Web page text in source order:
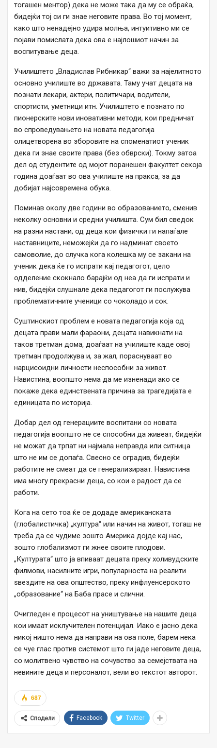
тогашен ментор) дека не може така да му се обраќа,
бидејќи тој си ги знае неговите права. Во тој момент,
како што ненадејно удира молња, интуитивно ми се
појави помислата дека ова е најлошиот начин за
воспитување деца.
Училиштето „Владислав Рибникар“ важи за најелитното
основно училиште во државата. Таму учат децата на
познати лекари, актери, политичари, водители,
спортисти, уметници итн. Училиштето е познато по
пионерските нови иновативни методи, кои предничат
во спроведувањето на новата педагогија
олицетворена во зборовите на споменатиот ученик
дека ги знае своите права (без обврски). Токму затоа
дел од студентите од мојот поранешен факултет секоја
година доаѓаат во ова училиште на пракса, за да
добијат најсовремена обука.
Поминав околу две години во образованието, сменив
неколку основни и средни училишта. Сум бил сведок
на разни настани, од деца кои физички ги напаѓале
наставниците, неможејќи да го надминат своето
самоволие, до случка кога колешка му се закани на
ученик дека ќе го испрати кај педагогот, цело
одделение скокнало барајќи од неа да ги испрати и
нив, бидејќи слушнале дека педагогот ги послужува
проблематичните ученици со чоколадо и сок.
Суштинскиот проблем е новата педагогија која од
децата прави мали фараони, децата навикнати на
таков третман дома, доаѓаат на училиште каде овој
третман продолжува и, за жал, пораснуваат во
нарцисоидни личности неспособни за живот.
Навистина, воопшто нема да ме изненади ако се
покаже дека единствената причина за трагедијата е
единицата по историја.
Добар дел од генерациите воспитани со новата
педагогија воопшто не се способни да живеат, бидејќи
не можат да трпат ни најмала неправда или ситница
што не им се допаѓа. Свесно се оградив, бидејќи
работите не смеат да се генерализираат. Навистина
има многу прекрасни деца, со кои е радост да се
работи.
Кога на сето тоа ќе се додаде американската
(глобалистичка) „култура“ или начин на живот, тогаш не
треба да се чудиме зошто Америка дојде кај нас,
зошто глобализмот ги жнее своите плодови.
„Културата“ што ја впиваат децата преку холивудските
филмови, насилните игри, популарноста на реалити
ѕвездите на ова општество, преку инфлуенсерското
„образование“ на Баба прасе и слични.
Очигледен е процесот на уништување на нашите деца
кои имаат исклучителен потенцијал. Иако е јасно дека
никој ништо нема да направи на ова поле, барем нека
се чуе глас против системот што ги јаде неговите деца,
со молитвено чувство на сочувство за семејствата на
невините деца и персоналот, вели во текстот авторот.
687
Сподели Facebook Twitter